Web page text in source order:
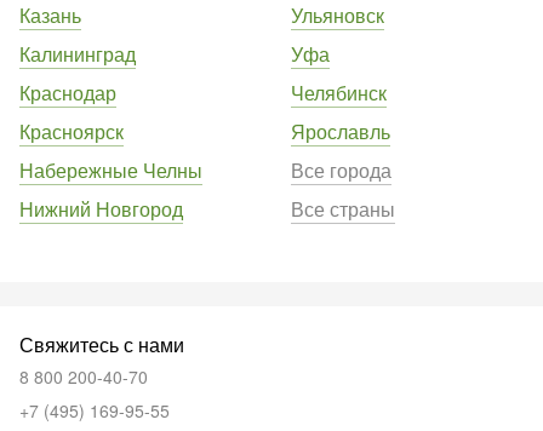
Казань
Калининград
Краснодар
Красноярск
Набережные Челны
Нижний Новгород
Ульяновск
Уфа
Челябинск
Ярославль
Все города
Все страны
Свяжитесь с нами
8 800 200-40-70
+7 (495) 169-95-55